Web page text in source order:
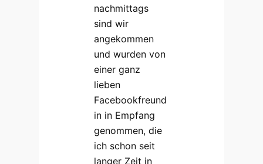
nachmittags
sind wir
angekommen
und wurden von
einer ganz
lieben
Facebookfreund
in in Empfang
genommen, die
ich schon seit
langer Zeit in